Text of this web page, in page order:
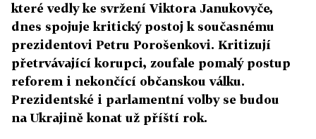
které vedly ke svržení Viktora Janukovyče,
dnes spojuje kritický postoj k současnému
prezidentovi Petru Porošenkovi. Kritizují
přetrvávající korupci, zoufale pomalý postup
reforem i nekončící občanskou válku.
Prezidentské i parlamentní volby se budou
na Ukrajině konat už příští rok.